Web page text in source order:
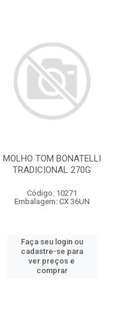
MOLHO TOM BONATELLI
TRADICIONAL 270G
Código: 10271
Embalagem: CX 36UN
Faça seu login ou
cadastre-se para
ver preços e
comprar